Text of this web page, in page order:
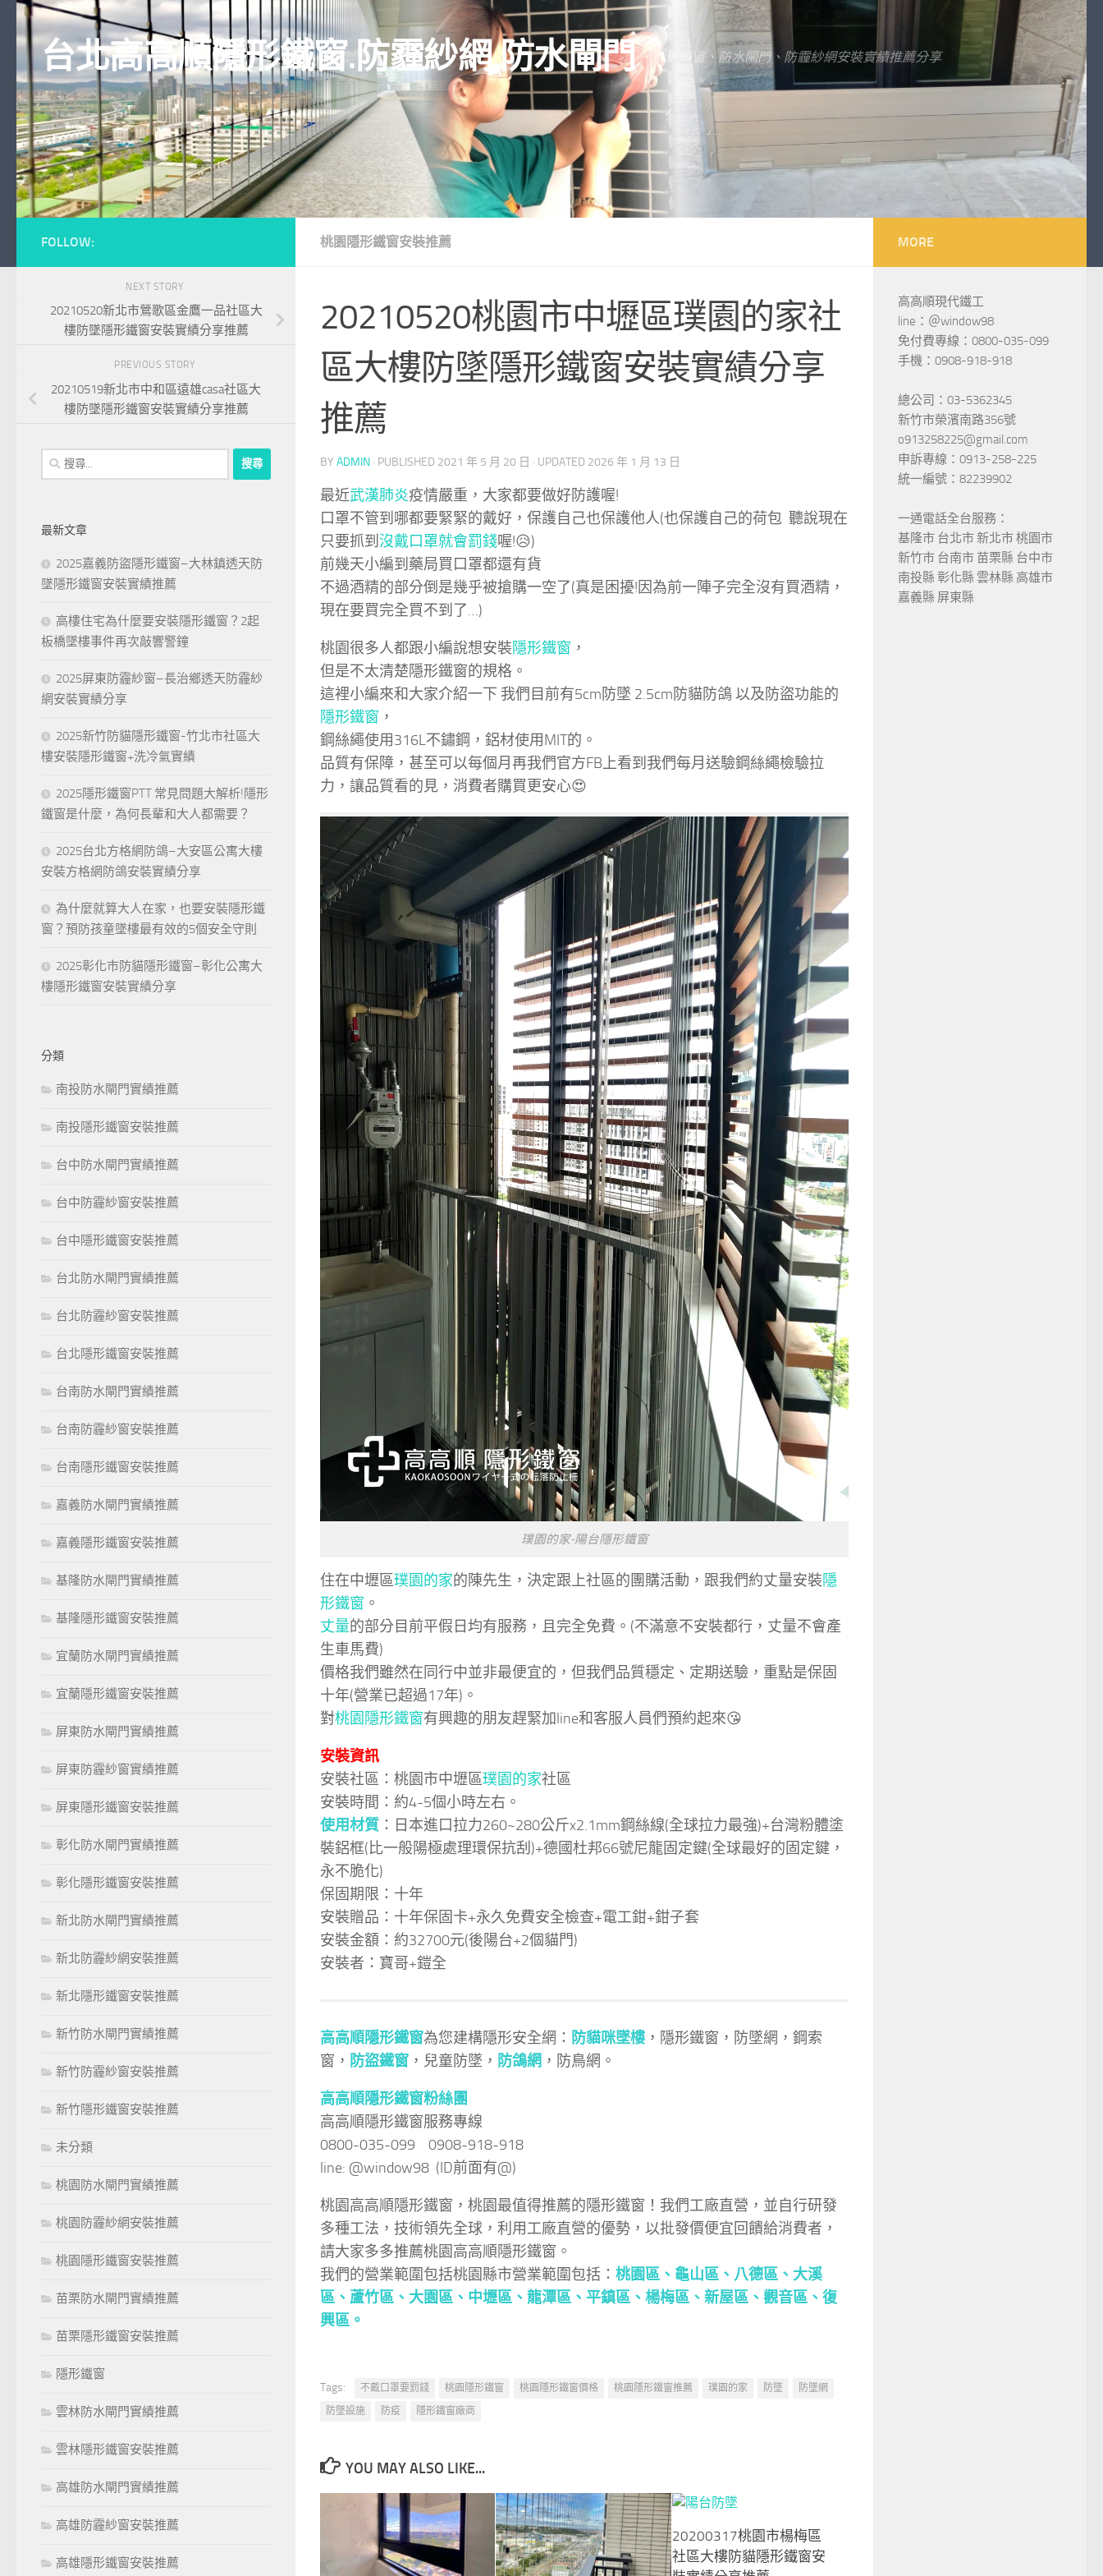
Skip to content
台北高高順隱形鐵窗.防霾紗網.防水閘門 隱形鐵窗、防水閘門、防霾紗網安裝實績推薦分享
桃園隱形鐵窗安裝推薦
20210520桃園市中壢區璞園的家社
區大樓防墜隱形鐵窗安裝實績分享
推薦
BY ADMIN · PUBLISHED 2021 年 5 月 20 日 · UPDATED 2026 年 1 月 13 日
最近武漢肺炎疫情嚴重，大家都要做好防護喔!
口罩不管到哪都要緊緊的戴好，保護自己也保護他人(也保護自己的荷包 聽說現在
只要抓到 沒戴口罩就會罰錢喔!😥)
前幾天小編到藥局買口罩都還有貨
不過酒精的部分倒是幾乎被搶購一空了(真是困擾!因為前一陣子完全沒有買酒精，
現在要買完全買不到了…)
桃園很多人都跟小編說想安裝隱形鐵窗 ，
但是不太清楚隱形鐵窗的規格。
這裡小編來和大家介紹一下 我們目前有5cm防墜 2.5cm防貓防鴿 以及防盜功能的
隱形鐵窗 ，
鋼絲繩使用316L不鏽鋼，鋁材使用MIT的。
品質有保障，甚至可以每個月再我們官方FB上看到我們每月送驗鋼絲繩檢驗拉
力，讓品質看的見，消費者購買更安心😍
璞園的家-陽台隱形鐵窗
住在中壢區璞園的家的陳先生，決定跟上社區的團購活動，跟我們約丈量安裝隱
形鐵窗 。
丈量的部分目前平假日均有服務，且完全免費。(不滿意不安裝都行，丈量不會產
生車馬費)
價格我們雖然在同行中並非最便宜的，但我們品質穩定、定期送驗，重點是保固
十年(營業已超過17年)。
對桃園隱形鐵窗有興趣的朋友趕緊加line和客服人員們預約起來😘
安裝資訊
安裝社區：桃園市中壢區璞園的家社區
安裝時間：約4-5個小時左右。
使用材質 ：日本進口拉力260~280公斤x2.1mm鋼絲線(全球拉力最強)+台灣粉體塗
裝鋁框(比一般陽極處理環保抗刮)+德國杜邦66號尼龍固定鍵(全球最好的固定鍵，
永不脆化)
保固期限：十年
安裝贈品：十年保固卡+永久免費安全檢查+電工鉗+鉗子套
安裝金額：約32700元(後陽台+2個貓門)
安裝者：寶哥+鎧全
高高順隱形鐵窗為您建構隱形安全網： 防貓咪墜樓 ，隱形鐵窗，防墜網，鋼索
窗， 防盜鐵窗 ，兒童防墜， 防鴿網 ，防鳥網。
高高順隱形鐵窗粉絲團
高高順隱形鐵窗服務專線
0800-035-099 0908-918-918
line: @window98 (ID前面有@)
桃園高高順隱形鐵窗，桃園最值得推薦的隱形鐵窗！我們工廠直營，並自行研發
多種工法，技術領先全球，利用工廠直營的優勢，以批發價便宜回饋給消費者，
請大家多多推薦桃園高高順隱形鐵窗。
我們的營業範圍包括桃園縣市營業範圍包括： 桃園區 、 龜山區 、 八德區 、 大溪
區 、 蘆竹區 、 大園區 、 中壢區 、 龍潭區 、 平鎮區 、 楊梅區 、 新屋區 、 觀音區 、 復
興區 。
Tags: 不戴口罩要罰錢 桃園隱形鐵窗 桃園隱形鐵窗價格 桃園隱形鐵窗推薦 璞園的家 防墜
防墜網
防墜設施
防疫 隱形鐵窗廠商
YOU MAY ALSO LIKE...
20200317桃園市楊梅區
社區大樓防貓隱形鐵窗安
FOLLOW:
NEXT STORY
20210520新北市鶯歌區金鷹一品社區大
樓防墜隱形鐵窗安裝實績分享推薦
PREVIOUS STORY
20210519新北市中和區遠雄casa社區大
樓防墜隱形鐵窗安裝實績分享推薦
搜
尋
字:
最新文章
2025嘉義防盜隱形鐵窗–大林鎮透天防
墜隱形鐵窗安裝實績推薦
高樓住宅為什麼要安裝隱形鐵窗？2起
板橋墜樓事件再次敲響警鐘
2025屏東防霾紗窗–長治鄉透天防霾紗
網安裝實績分享
2025新竹防貓隱形鐵窗-竹北市社區大
樓安裝隱形鐵窗+洗冷氣實績
2025隱形鐵窗PTT 常見問題大解析!隱形
鐵窗是什麼，為何長輩和大人都需要？
2025台北方格網防鴿–大安區公寓大樓
安裝方格網防鴿安裝實績分享
為什麼就算大人在家，也要安裝隱形鐵
窗？預防孩童墜樓最有效的5個安全守則
2025彰化市防貓隱形鐵窗–彰化公寓大
樓隱形鐵窗安裝實績分享
分類
南投防水閘門實績推薦
南投隱形鐵窗安裝推薦
台中防水閘門實績推薦
台中防霾紗窗安裝推薦
台中隱形鐵窗安裝推薦
台北防水閘門實績推薦
台北防霾紗窗安裝推薦
台北隱形鐵窗安裝推薦
台南防水閘門實績推薦
台南防霾紗窗安裝推薦
台南隱形鐵窗安裝推薦
嘉義防水閘門實績推薦
嘉義隱形鐵窗安裝推薦
基隆防水閘門實績推薦
基隆隱形鐵窗安裝推薦
宜蘭防水閘門實績推薦
宜蘭隱形鐵窗安裝推薦
屏東防水閘門實績推薦
屏東防霾紗窗實績推薦
屏東隱形鐵窗安裝推薦
彰化防水閘門實績推薦
彰化隱形鐵窗安裝推薦
新北防水閘門實績推薦
新北防霾紗網安裝推薦
新北隱形鐵窗安裝推薦
新竹防水閘門實績推薦
新竹防霾紗窗安裝推薦
新竹隱形鐵窗安裝推薦
未分類
桃園防水閘門實績推薦
桃園防霾紗網安裝推薦
桃園隱形鐵窗安裝推薦
苗栗防水閘門實績推薦
苗栗隱形鐵窗安裝推薦
隱形鐵窗
雲林防水閘門實績推薦
雲林隱形鐵窗安裝推薦
高雄防水閘門實績推薦
高雄防霾紗窗安裝推薦
高雄隱形鐵窗安裝推薦
MORE
高高順現代鐵工
line：＠window98
免付費專線：0800-035-099
手機：0908-918-918
總公司：03-5362345
新竹市榮濱南路356號
o913258225@gmail.com
申訴專線：0913-258-225
統一編號：82239902
一通電話全台服務：
基隆市 台北市 新北市 桃園市
新竹市 台南市 苗栗縣 台中市
南投縣 彰化縣 雲林縣 高雄市
嘉義縣 屏東縣